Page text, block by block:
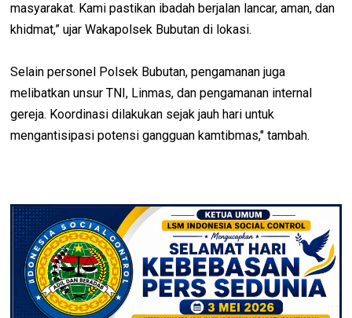
masyarakat. Kami pastikan ibadah berjalan lancar, aman, dan
khidmat,” ujar Wakapolsek Bubutan di lokasi.
Selain personel Polsek Bubutan, pengamanan juga
melibatkan unsur TNI, Linmas, dan pengamanan internal
gereja. Koordinasi dilakukan sejak jauh hari untuk
mengantisipasi potensi gangguan kamtibmas," tambah.